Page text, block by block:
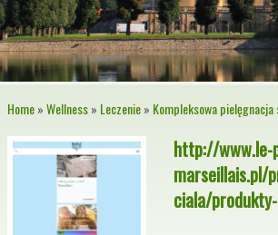
Home»Wellness» Leczenie» Kompleksowa
http://
marseillais.pl/
ciala/